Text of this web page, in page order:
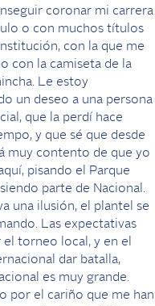
coronar mi carrera
o con muchos títulos
con la que me
con la camiseta de la
Le estoy
un deseo a una persona
que la perdí hace
y que sé que desde
muy contento de que yo
pisando el Parque
parte de Nacional.
una ilusión, el plantel se
Las expectativas
el torneo local, y en el
dar batalla,
es muy grande.
por el cariño que me han